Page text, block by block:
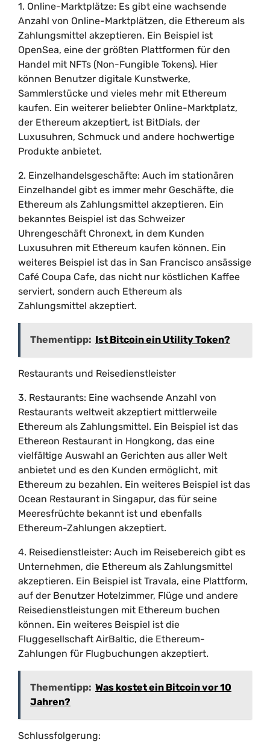
1. Online-Marktplätze: Es gibt eine wachsende
Anzahl von Online-Marktplätzen, die Ethereum als
Zahlungsmittel akzeptieren. Ein Beispiel ist
OpenSea, eine der größten Plattformen für den
Handel mit NFTs (Non-Fungible Tokens). Hier
können Benutzer digitale Kunstwerke,
Sammlerstücke und vieles mehr mit Ethereum
kaufen. Ein weiterer beliebter Online-Marktplatz,
der Ethereum akzeptiert, ist BitDials, der
Luxusuhren, Schmuck und andere hochwertige
Produkte anbietet.
2. Einzelhandelsgeschäfte: Auch im stationären
Einzelhandel gibt es immer mehr Geschäfte, die
Ethereum als Zahlungsmittel akzeptieren. Ein
bekanntes Beispiel ist das Schweizer
Uhrengeschäft Chronext, in dem Kunden
Luxusuhren mit Ethereum kaufen können. Ein
weiteres Beispiel ist das in San Francisco ansässige
Café Coupa Cafe, das nicht nur köstlichen Kaffee
serviert, sondern auch Ethereum als
Zahlungsmittel akzeptiert.
Thementipp: Ist Bitcoin ein Utility Token?
Restaurants und Reisedienstleister
3. Restaurants: Eine wachsende Anzahl von
Restaurants weltweit akzeptiert mittlerweile
Ethereum als Zahlungsmittel. Ein Beispiel ist das
Ethereon Restaurant in Hongkong, das eine
vielfältige Auswahl an Gerichten aus aller Welt
anbietet und es den Kunden ermöglicht, mit
Ethereum zu bezahlen. Ein weiteres Beispiel ist das
Ocean Restaurant in Singapur, das für seine
Meeresfrüchte bekannt ist und ebenfalls
Ethereum-Zahlungen akzeptiert.
4. Reisedienstleister: Auch im Reisebereich gibt es
Unternehmen, die Ethereum als Zahlungsmittel
akzeptieren. Ein Beispiel ist Travala, eine Plattform,
auf der Benutzer Hotelzimmer, Flüge und andere
Reisedienstleistungen mit Ethereum buchen
können. Ein weiteres Beispiel ist die
Fluggesellschaft AirBaltic, die Ethereum-
Zahlungen für Flugbuchungen akzeptiert.
Thementipp: Was kostet ein Bitcoin vor 10
Jahren?
Schlussfolgerung: